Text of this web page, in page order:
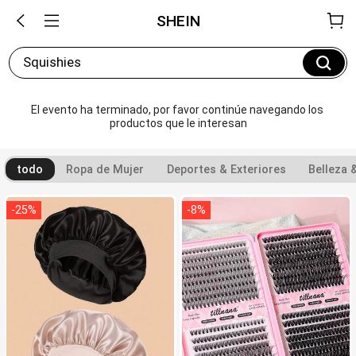
SHEIN
Squishies
El evento ha terminado, por favor continúe navegando los
productos que le interesan
todo Ropa de Mujer Deportes & Exteriores Belleza
-25% -8%